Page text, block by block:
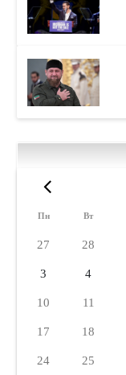
Пн Вт
27 28
3 4
10 11
17 18
24 25